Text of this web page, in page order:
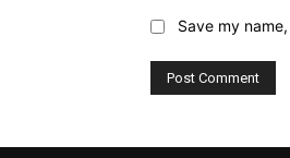
Save my